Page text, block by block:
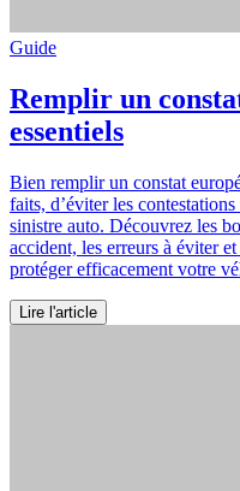
Guide
Remplir un
essentiels
Bien remplir un constat
faits, d’éviter les
sinistre auto. Découvrez les
accident, les erreurs à éviter
protéger efficacement votre
Lire l'article